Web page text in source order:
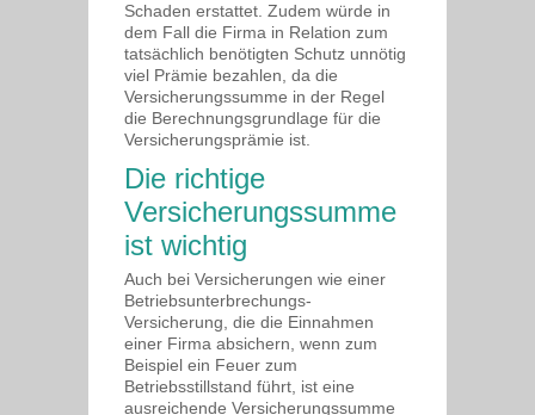
Schaden erstattet. Zudem würde in
dem Fall die Firma in Relation zum
tatsächlich benötigten Schutz unnötig
viel Prämie bezahlen, da die
Versicherungssumme in der Regel
die Berechnungsgrundlage für die
Versicherungsprämie ist.
Die richtige
Versicherungssumme
ist wichtig
Auch bei Versicherungen wie einer
Betriebsunterbrechungs-
Versicherung, die die Einnahmen
einer Firma absichern, wenn zum
Beispiel ein Feuer zum
Betriebsstillstand führt, ist eine
ausreichende Versicherungssumme